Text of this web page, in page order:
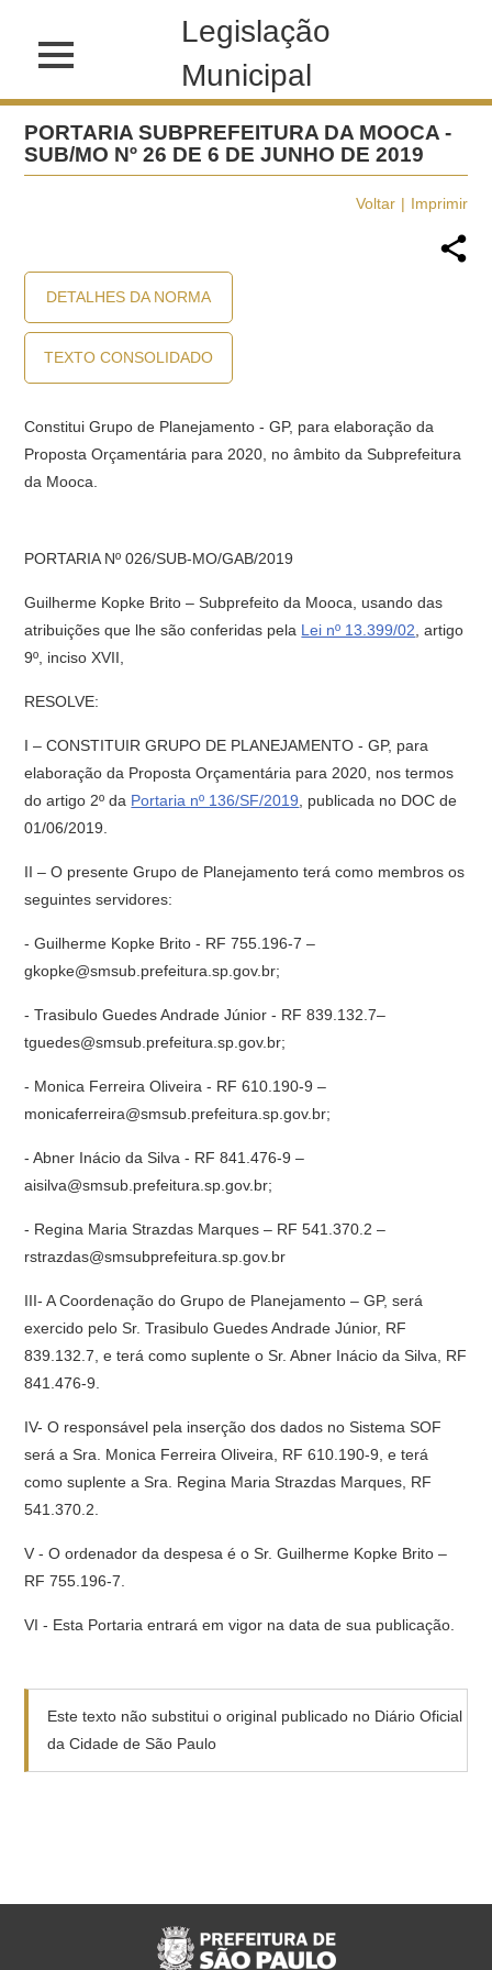
Legislação
Municipal
PORTARIA SUBPREFEITURA DA MOOCA -
SUB/MO Nº 26 DE 6 DE JUNHO DE 2019
Voltar Imprimir
DETALHES DA NORMA
TEXTO CONSOLIDADO
Constitui Grupo de Planejamento - GP, para elaboração da
Proposta Orçamentária para 2020, no âmbito da Subprefeitura
da Mooca.
PORTARIA Nº 026/SUB-MO/GAB/2019
Guilherme Kopke Brito – Subprefeito da Mooca, usando das
atribuições que lhe são conferidas pela Lei nº 13.399/02 , artigo
9º, inciso XVII,
RESOLVE:
I – CONSTITUIR GRUPO DE PLANEJAMENTO - GP, para
elaboração da Proposta Orçamentária para 2020, nos termos
do artigo 2º da Portaria nº 136/SF/2019 , publicada no DOC de
01/06/2019.
II – O presente Grupo de Planejamento terá como membros os
seguintes servidores:
- Guilherme Kopke Brito - RF 755.196-7 –
gkopke@smsub.prefeitura.sp.gov.br;
- Trasibulo Guedes Andrade Júnior - RF 839.132.7–
tguedes@smsub.prefeitura.sp.gov.br;
- Monica Ferreira Oliveira - RF 610.190-9 –
monicaferreira@smsub.prefeitura.sp.gov.br;
- Abner Inácio da Silva - RF 841.476-9 –
aisilva@smsub.prefeitura.sp.gov.br;
- Regina Maria Strazdas Marques – RF 541.370.2 –
rstrazdas@smsubprefeitura.sp.gov.br
III- A Coordenação do Grupo de Planejamento – GP, será
exercido pelo Sr. Trasibulo Guedes Andrade Júnior, RF
839.132.7, e terá como suplente o Sr. Abner Inácio da Silva, RF
841.476-9.
IV- O responsável pela inserção dos dados no Sistema SOF
será a Sra. Monica Ferreira Oliveira, RF 610.190-9, e terá
como suplente a Sra. Regina Maria Strazdas Marques, RF
541.370.2.
V - O ordenador da despesa é o Sr. Guilherme Kopke Brito –
RF 755.196-7.
VI - Esta Portaria entrará em vigor na data de sua publicação.
Este texto não substitui o original publicado no Diário Oficial
da Cidade de São Paulo